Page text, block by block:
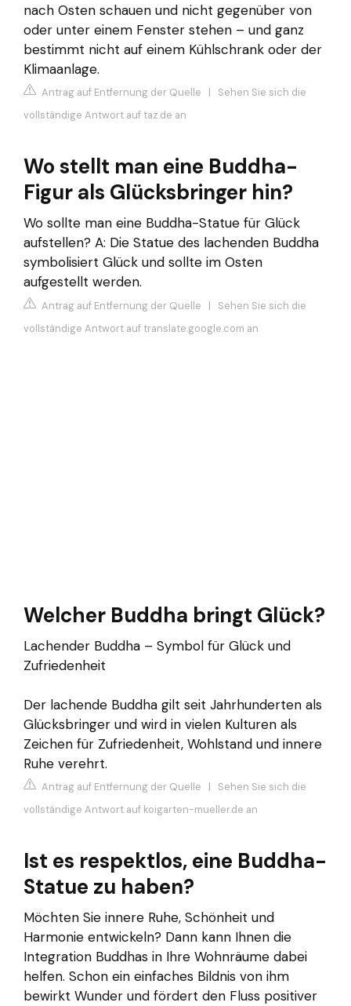
nach Osten schauen und nicht gegenüber von
oder unter einem Fenster stehen – und ganz
bestimmt nicht auf einem Kühlschrank oder der
Klimaanlage.
Antrag auf Entfernung der Quelle | Sehen Sie sich die
vollständige Antwort auf taz.de an
Wo stellt man eine Buddha-
Figur als Glücksbringer hin?
Wo sollte man eine Buddha-Statue für Glück
aufstellen? A: Die Statue des lachenden Buddha
symbolisiert Glück und sollte im Osten
aufgestellt werden.
Antrag auf Entfernung der Quelle | Sehen Sie sich die
vollständige Antwort auf translate.google.com an
Welcher Buddha bringt Glück?
Lachender Buddha – Symbol für Glück und
Zufriedenheit
Der lachende Buddha gilt seit Jahrhunderten als
Glücksbringer und wird in vielen Kulturen als
Zeichen für Zufriedenheit, Wohlstand und innere
Ruhe verehrt.
Antrag auf Entfernung der Quelle | Sehen Sie sich die
vollständige Antwort auf koigarten-mueller.de an
Ist es respektlos, eine Buddha-
Statue zu haben?
Möchten Sie innere Ruhe, Schönheit und
Harmonie entwickeln? Dann kann Ihnen die
Integration Buddhas in Ihre Wohnräume dabei
helfen. Schon ein einfaches Bildnis von ihm
bewirkt Wunder und fördert den Fluss positiver